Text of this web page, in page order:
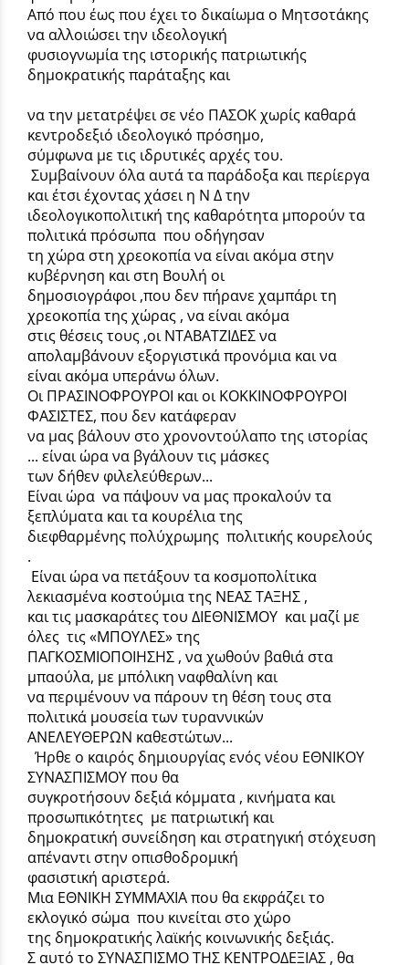
Από που έως που έχει το δικαίωμα ο Μητσοτάκης
να αλλοιώσει την ιδεολογική
φυσιογνωμία της ιστορικής πατριωτικής
δημοκρατικής παράταξης και
να την μετατρέψει σε νέο ΠΑΣΟΚ χωρίς καθαρά
κεντροδεξιό ιδεολογικό πρόσημο,
σύμφωνα με τις ιδρυτικές αρχές του.
Συμβαίνουν όλα αυτά τα παράδοξα και περίεργα
και έτσι έχοντας χάσει η Ν Δ την
ιδεολογικοπολιτική της καθαρότητα μπορούν τα
πολιτικά πρόσωπα που οδήγησαν
τη χώρα στη χρεοκοπία να είναι ακόμα στην
κυβέρνηση και στη Βουλή οι
δημοσιογράφοι ,που δεν πήρανε χαμπάρι τη
χρεοκοπία της χώρας , να είναι ακόμα
στις θέσεις τους ,οι ΝΤΑΒΑΤΖΙΔΕΣ να
απολαμβάνουν εξοργιστικά προνόμια και να
είναι ακόμα υπεράνω όλων.
Οι ΠΡΑΣΙΝΟΦΡΟΥΡΟΙ και οι ΚΟΚΚΙΝΟΦΡΟΥΡΟΙ
ΦΑΣΙΣΤΕΣ, που δεν κατάφεραν
να μας βάλουν στο χρονοντούλαπο της ιστορίας
... είναι ώρα να βγάλουν τις μάσκες
των δήθεν φιλελεύθερων...
Είναι ώρα να πάψουν να μας προκαλούν τα
ξεπλύματα και τα κουρέλια της
διεφθαρμένης πολύχρωμης πολιτικής κουρελούς
.
Είναι ώρα να πετάξουν τα κοσμοπολίτικα
λεκιασμένα κοστούμια της ΝΕΑΣ ΤΑΞΗΣ ,
και τις μασκαράτες του ΔΙΕΘΝΙΣΜΟΥ και μαζί με
όλες τις «ΜΠΟΥΛΕΣ» της
ΠΑΓΚΟΣΜΙΟΠΟΙΗΣΗΣ , να χωθούν βαθιά στα
μπαούλα, με μπόλικη ναφθαλίνη και
να περιμένουν να πάρουν τη θέση τους στα
πολιτικά μουσεία των τυραννικών
ΑΝΕΛΕΥΘΕΡΩΝ καθεστώτων...
Ήρθε ο καιρός δημιουργίας ενός νέου ΕΘΝΙΚΟΥ
ΣΥΝΑΣΠΙΣΜΟΥ που θα
συγκροτήσουν δεξιά κόμματα , κινήματα και
προσωπικότητες με πατριωτική και
δημοκρατική συνείδηση και στρατηγική στόχευση
απέναντι στην οπισθοδρομική
φασιστική αριστερά.
Μια ΕΘΝΙΚΗ ΣΥΜΜΑΧΙΑ που θα εκφράζει το
εκλογικό σώμα που κινείται στο χώρο
της δημοκρατικής λαϊκής κοινωνικής δεξιάς.
Σ αυτό το ΣΥΝΑΣΠΙΣΜΟ ΤΗΣ ΚΕΝΤΡΟΔΕΞΙΑΣ , θα